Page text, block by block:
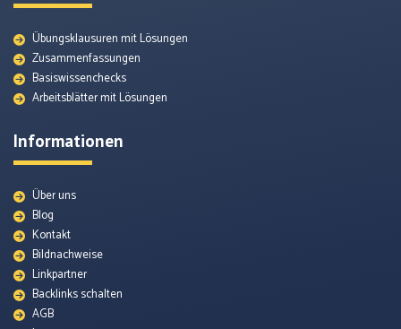
Quellenmaterial
Themenunterseiten
Übungsklausuren mit Lösungen
Zusammenfassungen
Basiswissenchecks
Arbeitsblätter mit Lösungen
Informationen
Über uns
Blog
Kontakt
Bildnachweise
Linkpartner
Backlinks schalten
AGB